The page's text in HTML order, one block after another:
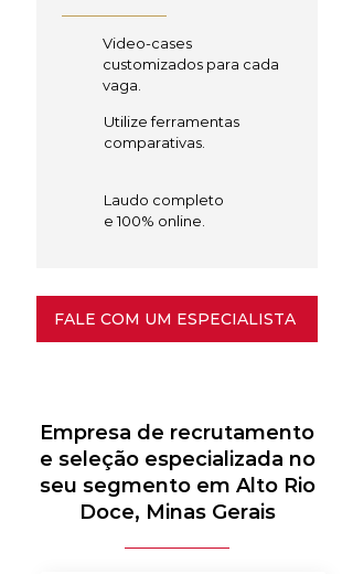
Video-cases
customizados para cada
vaga.
Utilize ferramentas
comparativas.
Laudo completo
e 100% online.
FALE COM UM ESPECIALISTA
Empresa de recrutamento
e seleção especializada no
seu segmento em Alto Rio
Doce, Minas Gerais